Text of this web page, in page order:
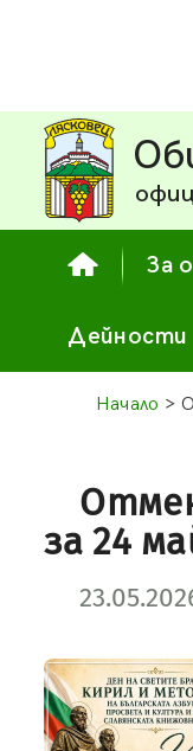
За
Дейности
Начало >
за 24